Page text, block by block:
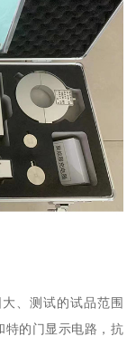
、测试的试品范围
特的门显示电路，抗